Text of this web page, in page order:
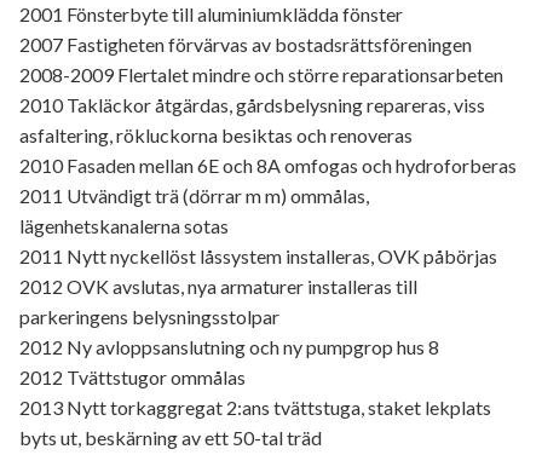
2001 Fönsterbyte till aluminiumklädda fönster
2007 Fastigheten förvärvas av bostadsrättsföreningen
2008-2009 Flertalet mindre och större reparationsarbeten
2010 Takläckor åtgärdas, gårdsbelysning repareras, viss
asfaltering, rökluckorna besiktas och renoveras
2010 Fasaden mellan 6E och 8A omfogas och hydroforberas
2011 Utvändigt trä (dörrar m m) ommålas,
lägenhetskanalerna sotas
2011 Nytt nyckellöst låssystem installeras, OVK påbörjas
2012 OVK avslutas, nya armaturer installeras till
parkeringens belysningsstolpar
2012 Ny avloppsanslutning och ny pumpgrop hus 8
2012 Tvättstugor ommålas
2013 Nytt torkaggregat 2:ans tvättstuga, staket lekplats
byts ut, beskärning av ett 50-tal träd